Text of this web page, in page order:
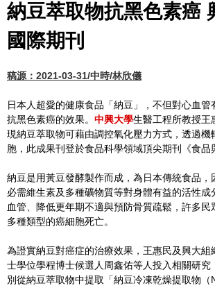
納豆萃取物抗黑色素癌
國際期刊
稿源：2021-03-31/中時/林欣儀
日本人超愛的健康食品「納豆」，不但對心血管
抗黑色素癌的效果。 中興大學生醫工程所教授王
現納豆萃取物可藉由調控氧化壓力方式，透過機
胞，此成果刊登於食品科學領域頂尖期刊《食品
納豆是用黃豆發酵製作而成，為日本傳統食品，
必需維生素及多種礦物質等對身體有益的活性成
血管、降低更年期不適與預防骨質疏鬆，許多民
多種類型的癌細胞死亡。
為證實納豆對癌症的治療效果，王惠民及興大組
士學位學程博士候選人周鑫佑等人投入相關研究
別從納豆萃取物中提取「納豆冷凍乾燥提取物（